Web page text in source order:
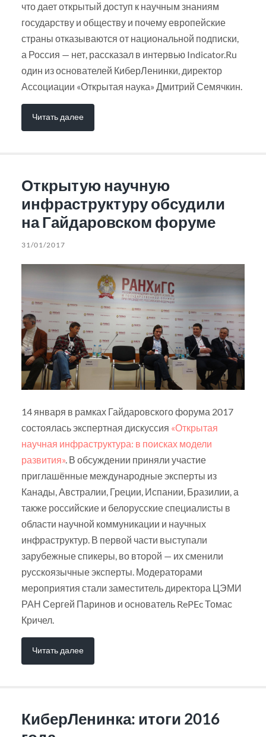
что дает открытый доступ к научным знаниям
государству и обществу и почему европейские
страны отказываются от национальной подписки,
а Россия — нет, рассказал в интервью Indicator.Ru
один из основателей КиберЛенинки, директор
Ассоциации «Открытая наука» Дмитрий Семячкин.
Читать далее
Открытую научную
инфраструктуру обсудили
на Гайдаровском форуме
31/01/2017
14 января в рамках Гайдаровского форума 2017
состоялась экспертная дискуссия «Открытая
научная инфраструктура: в поисках модели
развития». В обсуждении приняли участие
приглашённые международные эксперты из
Канады, Австралии, Греции, Испании, Бразилии, а
также российские и белорусские специалисты в
области научной коммуникации и научных
инфраструктур. В первой части выступали
зарубежные спикеры, во второй — их сменили
русскоязычные эксперты. Модераторами
мероприятия стали заместитель директора ЦЭМИ
РАН Сергей Паринов и основатель RePEc Томас
Кричел.
Читать далее
КиберЛенинка: итоги 2016